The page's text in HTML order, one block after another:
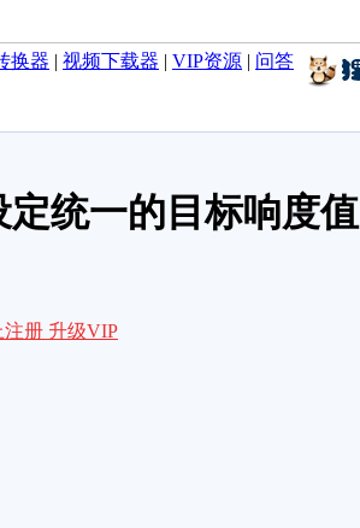
换器 | 视频下载器 | VIP资源 | 问答
统一的目标响度
注册 升级VIP